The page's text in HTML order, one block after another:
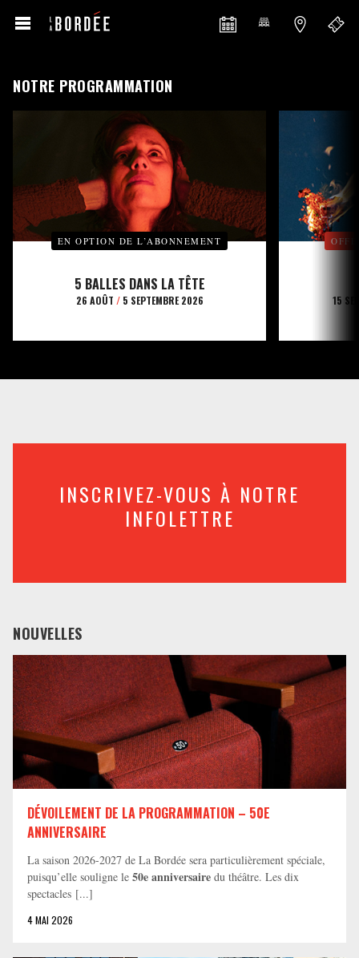
NOTRE PROGRAMMATION
EN OPTION DE L’ABONNEMENT
5 BALLES DANS LA TÊTE
26 AOÛT /5 SEPTEMBRE 2026 15
INSCRIVEZ-VOUS À NOTRE
INFOLETTRE
NOUVELLES
DÉVOILEMENT DE LA PROGRAMMATION – 50E
ANNIVERSAIRE
La saison 2026-2027 de La Bordée sera particulièrement spéciale,
puisqu’elle souligne le 50e anniversaire du théâtre. Les dix
spectacles [...]
4 MAI 2026